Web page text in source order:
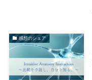
感想のシェア